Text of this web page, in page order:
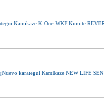
Kamikaze K-One-WKF Kumite
¡Nuevo karategui Kamikaze NEW LIFE